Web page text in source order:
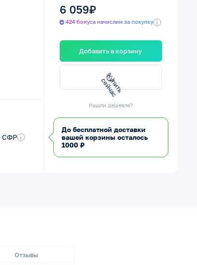
СФР i
6 059₽
424 бонуса начислим за покупку i
Добавить в корзину
К
у
п
и
т
ь
с
е
й
ч
а
с
Нашли дешевле?
До бесплатной доставки
вашей корзины осталось
1000 ₽
Отзывы